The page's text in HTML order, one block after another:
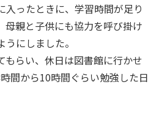
入ったときに、学習時間が足り
母親と子供にも協力を呼び掛け
にしました。
もらい、休日は図書館に行かせ
間から10時間ぐらい勉強した日